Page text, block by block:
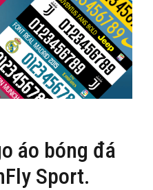
áo bóng đá
Sport.